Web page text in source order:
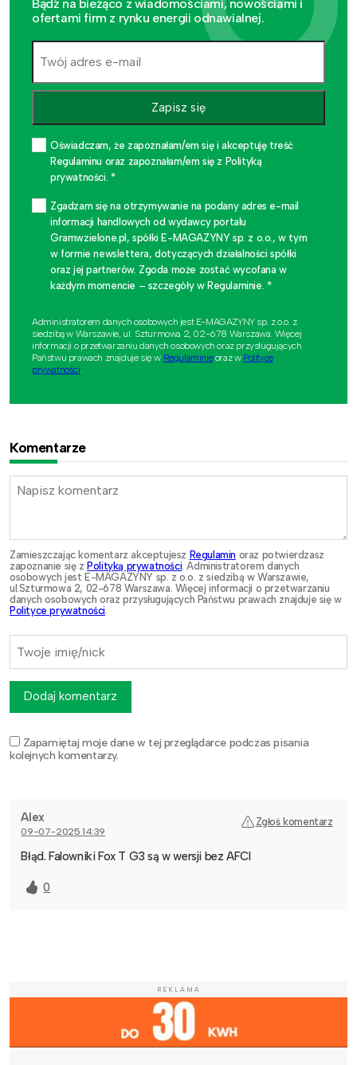
Bądź na bieżąco z wiadomościami, nowościami i
ofertami firm z rynku energii odnawialnej.
Zapisz się
Oświadczam, że zapoznałam/em się i akceptuję treść
Regulaminu oraz zapoznałam/em się z Polityką
prywatności. *
Zgadzam się na otrzymywanie na podany adres e-mail
informacji handlowych od wydawcy portalu
Gramwzielone.pl, spółki E-MAGAZYNY sp. z o.o., w tym
w formie newslettera, dotyczących działalności spółki
oraz jej partnerów. Zgoda może zostać wycofana w
każdym momencie – szczegóły w Regulaminie. *
Administratorem danych osobowych jest E-MAGAZYNY sp. z o.o. z
siedzibą w Warszawie, ul. Szturmowa 2, 02-678 Warszawa. Więcej
informacji o przetwarzaniu danych osobowych oraz przysługujących
Państwu prawach znajduje się w Regulaminieoraz w Polityce
prywatności.
Komentarze
Zamieszczając komentarz akceptujesz Regulamin oraz potwierdzasz
zapoznanie się z Polityką prywatności. Administratorem danych
osobowych jest E-MAGAZYNY sp. z o.o. z siedzibą w Warszawie,
ul.Szturmowa 2, 02-678 Warszawa. Więcej informacji o przetwarzaniu
danych osobowych oraz przysługujących Państwu prawach znajduje się w
Polityce prywatności.
Zapamiętaj moje dane w tej przeglądarce podczas pisania
kolejnych komentarzy.
Dodaj komentarz
Alex
09-07-2025 14:39
Zgłoś komentarz
Błąd. Falowniki Fox T G3 są w wersji bez AFCI
0
REKLAMA